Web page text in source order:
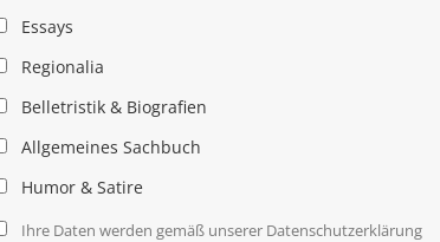
Essays
Regionalia
Belletristik & Biografien
Allgemeines Sachbuch
Humor & Satire
Ihre Daten werden gemäß unserer Datenschutzerklärung